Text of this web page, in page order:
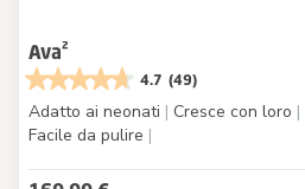
Ava²
4.7 (49)
Adatto ai neonati | Cresce con loro |
Facile da pulire |